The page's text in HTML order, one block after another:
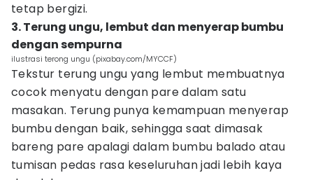
tetap bergizi.
3. Terung ungu, lembut dan menyerap bumbu
dengan sempurna
ilustrasi terong ungu (pixabay.com/MYCCF)
Tekstur terung ungu yang lembut membuatnya
cocok menyatu dengan pare dalam satu
masakan. Terung punya kemampuan menyerap
bumbu dengan baik, sehingga saat dimasak
bareng pare apalagi dalam bumbu balado atau
tumisan pedas rasa keseluruhan jadi lebih kaya